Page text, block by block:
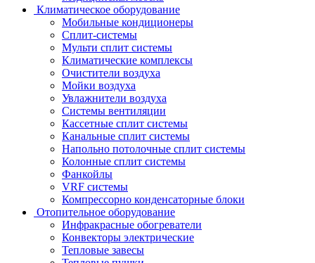
Климатическое оборудование
Мобильные кондиционеры
Сплит-системы
Мульти сплит системы
Климатические комплексы
Очистители воздуха
Мойки воздуха
Увлажнители воздуха
Системы вентиляции
Кассетные сплит системы
Канальные сплит системы
Напольно потолочные сплит системы
Колонные сплит системы
Фанкойлы
VRF системы
Компрессорно конденсаторные блоки
Отопительное оборудование
Инфракрасные обогреватели
Конвекторы электрические
Тепловые завесы